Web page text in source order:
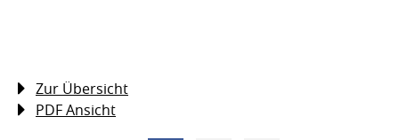
Zur Übersicht
PDF Ansicht